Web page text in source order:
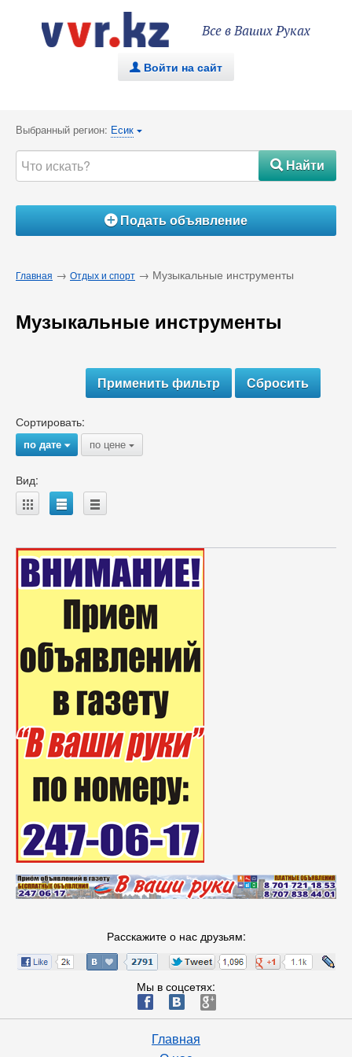
Все в Ваших Руках
. Войти на сайт
Выбранный регион: Есик {
#Найти
ÁПодать объявление
Главная → Отдых и спорт → Музыкальные инструменты
Музыкальные инструменты
Сортировать:
по дате{ по цене {
Вид:
A B C
Расскажите о нас друзьям:
Мы в соцсетях:
ä æ è
Главная